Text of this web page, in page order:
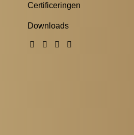
Certificeringen
Downloads